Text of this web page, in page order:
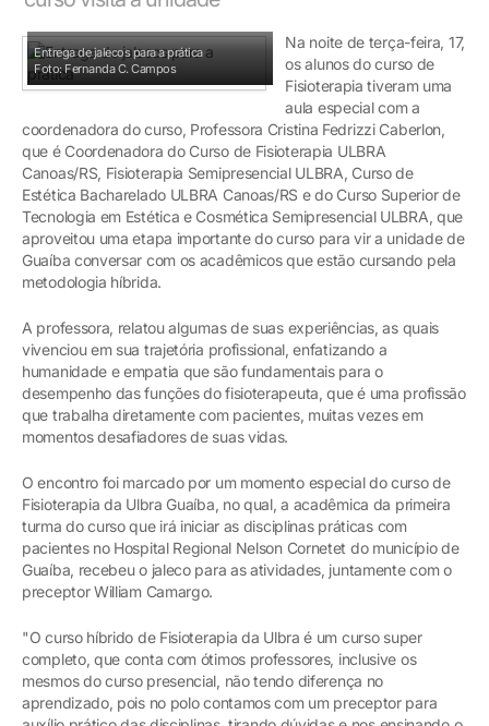
Entrega de jalecos para a prática
Foto: Fernanda C. Campos
Na noite de terça-feira, 17,
os alunos do curso de
Fisioterapia tiveram uma
aula especial com a
coordenadora do curso, Professora Cristina Fedrizzi Caberlon,
que é Coordenadora do Curso de Fisioterapia ULBRA
Canoas/RS, Fisioterapia Semipresencial ULBRA, Curso de
Estética Bacharelado ULBRA Canoas/RS e do Curso Superior de
Tecnologia em Estética e Cosmética Semipresencial ULBRA, que
aproveitou uma etapa importante do curso para vir a unidade de
Guaíba conversar com os acadêmicos que estão cursando pela
metodologia híbrida.
A professora, relatou algumas de suas experiências, as quais
vivenciou em sua trajetória profissional, enfatizando a
humanidade e empatia que são fundamentais para o
desempenho das funções do fisioterapeuta, que é uma profissão
que trabalha diretamente com pacientes, muitas vezes em
momentos desafiadores de suas vidas.
O encontro foi marcado por um momento especial do curso de
Fisioterapia da Ulbra Guaíba, no qual, a acadêmica da primeira
turma do curso que irá iniciar as disciplinas práticas com
pacientes no Hospital Regional Nelson Cornetet do município de
Guaíba, recebeu o jaleco para as atividades, juntamente com o
preceptor William Camargo.
"O curso híbrido de Fisioterapia da Ulbra é um curso super
completo, que conta com ótimos professores, inclusive os
mesmos do curso presencial, não tendo diferença no
aprendizado, pois no polo contamos com um preceptor para